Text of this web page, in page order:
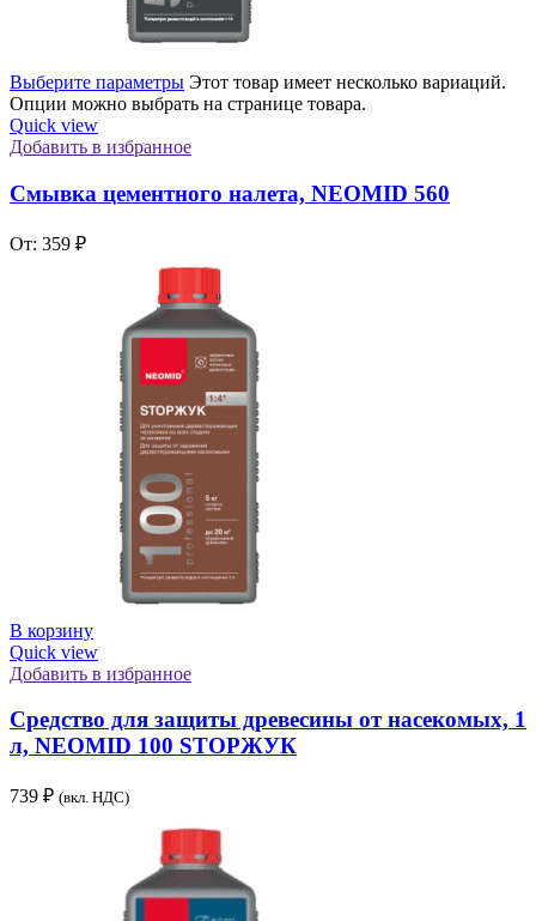
Выберите параметры Этот товар имеет несколько вариаций.
Опции можно выбрать на странице товара.
Quick view
Добавить в избранное
Смывка цементного налета, NEOMID 560
От: 359 ₽
В корзину
Quick view
Добавить в избранное
Средство для защиты древесины от насекомых, 1
л, NEOMID 100 STOPЖУК
739 ₽ (вкл. НДС)